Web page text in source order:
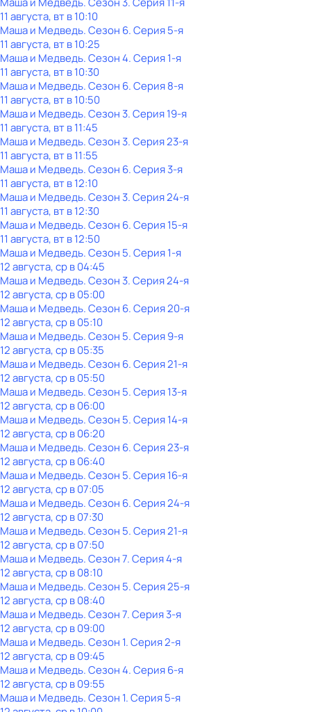
11 августа, вт в 10:10
Маша и Медведь. Сезон 6. Серия 5-я
11 августа, вт в 10:25
Маша и Медведь. Сезон 4. Серия 1-я
11 августа, вт в 10:30
Маша и Медведь. Сезон 6. Серия 8-я
11 августа, вт в 10:50
Маша и Медведь. Сезон 3. Серия 19-я
11 августа, вт в 11:45
Маша и Медведь. Сезон 3. Серия 23-я
11 августа, вт в 11:55
Маша и Медведь. Сезон 6. Серия 3-я
11 августа, вт в 12:10
Маша и Медведь. Сезон 3. Серия 24-я
11 августа, вт в 12:30
Маша и Медведь. Сезон 6. Серия 15-я
11 августа, вт в 12:50
Маша и Медведь. Сезон 5. Серия 1-я
12 августа, ср в 04:45
Маша и Медведь. Сезон 3. Серия 24-я
12 августа, ср в 05:00
Маша и Медведь. Сезон 6. Серия 20-я
12 августа, ср в 05:10
Маша и Медведь. Сезон 5. Серия 9-я
12 августа, ср в 05:35
Маша и Медведь. Сезон 6. Серия 21-я
12 августа, ср в 05:50
Маша и Медведь. Сезон 5. Серия 13-я
12 августа, ср в 06:00
Маша и Медведь. Сезон 5. Серия 14-я
12 августа, ср в 06:20
Маша и Медведь. Сезон 6. Серия 23-я
12 августа, ср в 06:40
Маша и Медведь. Сезон 5. Серия 16-я
12 августа, ср в 07:05
Маша и Медведь. Сезон 6. Серия 24-я
12 августа, ср в 07:30
Маша и Медведь. Сезон 5. Серия 21-я
12 августа, ср в 07:50
Маша и Медведь. Сезон 7. Серия 4-я
12 августа, ср в 08:10
Маша и Медведь. Сезон 5. Серия 25-я
12 августа, ср в 08:40
Маша и Медведь. Сезон 7. Серия 3-я
12 августа, ср в 09:00
Маша и Медведь. Сезон 1. Серия 2-я
12 августа, ср в 09:45
Маша и Медведь. Сезон 4. Серия 6-я
12 августа, ср в 09:55
Маша и Медведь. Сезон 1. Серия 5-я